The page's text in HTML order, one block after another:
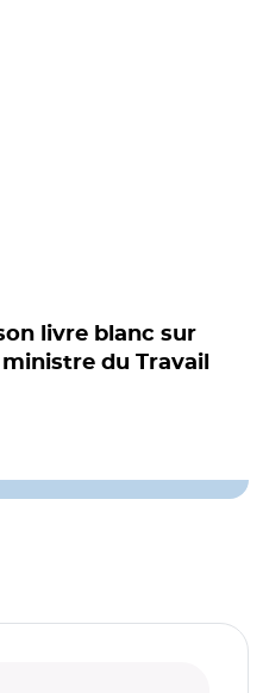
livre blanc sur
du Travail